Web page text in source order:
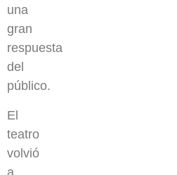
una
gran
respuesta
del
público.
El
teatro
volvió
a